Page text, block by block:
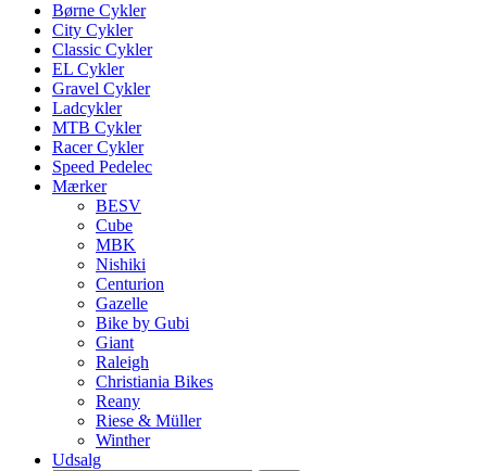
Børne Cykler
City Cykler
Classic Cykler
EL Cykler
Gravel Cykler
Ladcykler
MTB Cykler
Racer Cykler
Speed Pedelec
Mærker
BESV
Cube
MBK
Nishiki
Centurion
Gazelle
Bike by Gubi
Giant
Raleigh
Christiania Bikes
Reany
Riese & Müller
Winther
Udsalg